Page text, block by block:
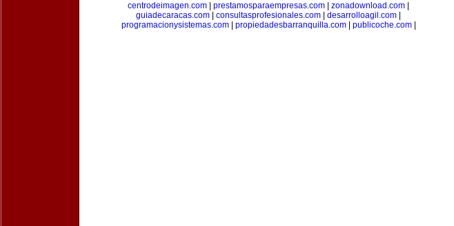
centrodeimagen.com
prestamosparaempresas.com zonadownload.com
guiadecaracas.com
consultasprofesionales.com desarrolloagil.com
programacionysistemas.com| propiedadesbarranquilla.com| publicoche.com|